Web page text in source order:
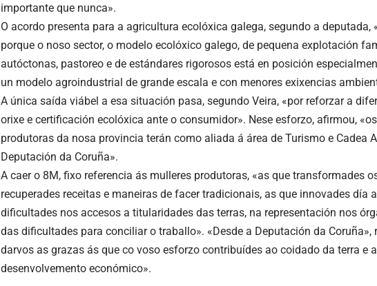
importante que nunca».
O acordo presenta para a agricultura ecolóxica galega, segundo a deputada,
porque o noso sector, o modelo ecolóxico galego, de pequena explotación
autóctonas, pastoreo e de estándares rigorosos está en posición
un modelo agroindustrial de grande escala e con menores exixencias
A única saída viábel a esa situación pasa, segundo Veira, «por reforzar a
orixe e certificación ecolóxica ante o consumidor». Nese esforzo, afirmou,
produtoras da nosa provincia terán como aliada á área de Turismo e Cadea
Deputación da Coruña».
A caer o 8M, fixo referencia ás mulleres produtoras, «as que transformades
recuperades receitas e maneiras de facer tradicionais, as que innovades día
dificultades nos accesos a titularidades das terras, na representación nos
das dificultades para conciliar o traballo». «Desde a Deputación da Coruña»,
darvos as grazas ás que co voso esforzo contribuídes ao coidado da terra e
desenvolvemento económico».